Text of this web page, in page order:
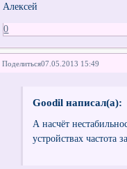
Алексей
0
Поделиться07.05.2013 15:49
Goodil написал(а):
А насчёт
устройствах частота